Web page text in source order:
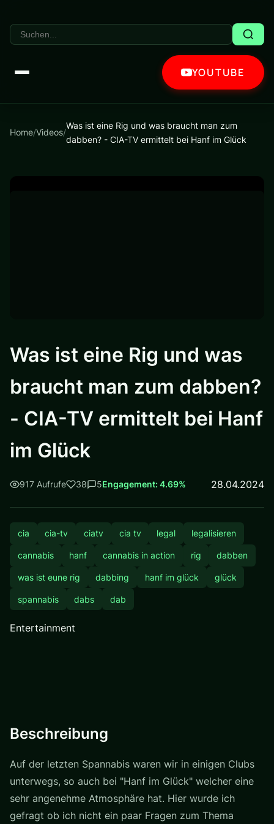
YOUTUBE
Home/Videos/
Was ist eine Rig und was braucht man zum
dabben? - CIA-TV ermittelt bei Hanf im Glück
Was ist eine Rig und was
braucht man zum dabben?
- CIA-TV ermittelt bei Hanf
im Glück
917 Aufrufe 38 5Engagement: 4.69% 28.04.2024
cia cia-tv ciatv cia tv legal legalisieren
cannabis hanf cannabis in action rig dabben
was ist eune rig dabbing hanf im glück glück
spannabis dabs dab
Entertainment
Beschreibung
Auf der letzten Spannabis waren wir in einigen Clubs
unterwegs, so auch bei "Hanf im Glück" welcher eine
sehr angenehme Atmosphäre hat. Hier wurde ich
gefragt ob ich nicht ein paar Fragen zum Thema